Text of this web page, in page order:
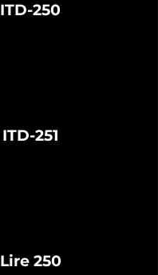
ITD-250
ITD-251
Lire 250